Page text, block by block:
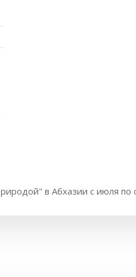
в Абхазии с июля по